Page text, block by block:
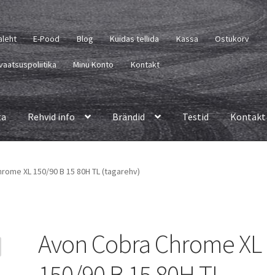
E-Pood Blog Kuidas tellida Kassa Ostukorv
Minu Konto Kontakt
Rehvid info Brändid Testid Kontakt
XL 150/90 B 15 80H TL (tagarehv)
Avon Cobra Chrome XL